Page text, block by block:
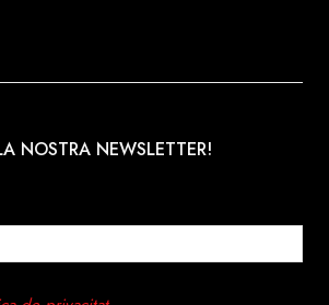
NOSTRA NEWSLETTER!